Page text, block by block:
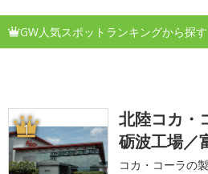
GW人気スポットランキングから探す
1
北陸コカ・
砺波工場／
コカ・コーラの